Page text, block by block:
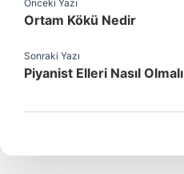
Önceki Yazı
Ortam Kökü Nedir
Sonraki Yazı
Piyanist Elleri Nasıl Olmalı